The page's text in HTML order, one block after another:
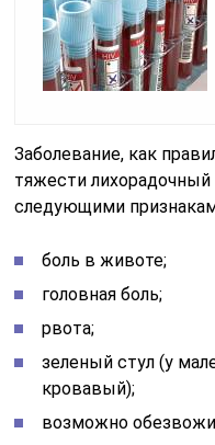
Заболевание, как
тяжести лихорадочный
следующими
боль в животе;
головная боль;
рвота;
зеленый стул (у
кровавый);
возможно